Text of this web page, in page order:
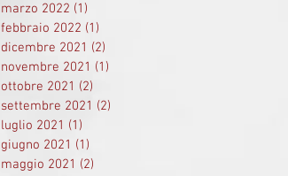
marzo 2022 (1)
febbraio 2022 (1)
dicembre 2021 (2)
novembre 2021 (1)
ottobre 2021 (2)
settembre 2021 (2)
luglio 2021 (1)
giugno 2021 (1)
maggio 2021 (2)